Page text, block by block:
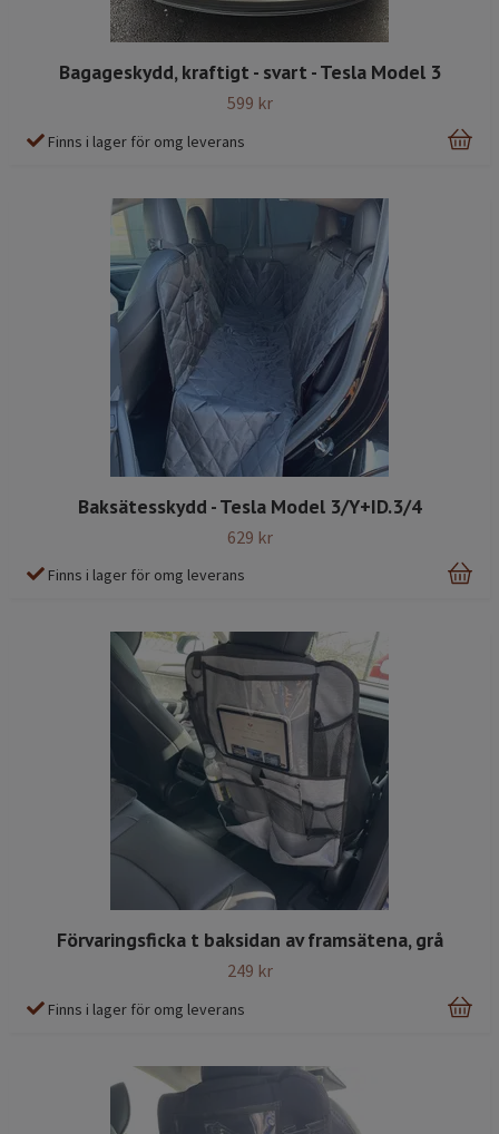
Bagageskydd, kraftigt - svart - Tesla Model 3
599 kr
Finns i lager för omg leverans
Baksätesskydd - Tesla Model 3/Y+ID.3/4
629 kr
Finns i lager för omg leverans
Förvaringsficka t baksidan av framsätena, grå
249 kr
Finns i lager för omg leverans